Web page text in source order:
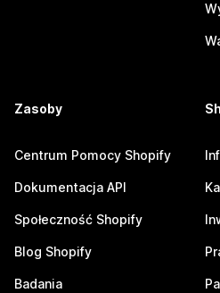
Zasoby
Centrum Pomocy Shopify
Dokumentacja API
Społeczność Shopify
Blog Shopify
Badania